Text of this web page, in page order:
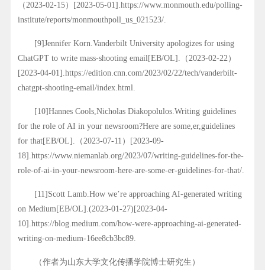
（2023-02-15）[2023-05-01].https://www.monmouth.edu/polling-
institute/reports/monmouthpoll_us_021523/.
[9]Jennifer Korn.Vanderbilt University apologizes for using
ChatGPT to write mass-shooting email[EB/OL].（2023-02-22）
[2023-04-01].https://edition.cnn.com/2023/02/22/tech/vanderbilt-
chatgpt-shooting-email/index.html.
[10]Hannes Cools,Nicholas Diakopolulos.Writing guidelines
for the role of AI in your newsroom?Here are some,er,guidelines
for that[EB/OL].（2023-07-11）[2023-09-
18].https://www.niemanlab.org/2023/07/writing-guidelines-for-the-
role-of-ai-in-your-newsroom-here-are-some-er-guidelines-for-that/.
[11]Scott Lamb.How we’re approaching AI-generated writing
on Medium[EB/OL].(2023-01-27)[2023-04-
10].https://blog.medium.com/how-were-approaching-ai-generated-
writing-on-medium-16ee8cb3bc89.
（作者为山东大学文化传播学院博士研究生）